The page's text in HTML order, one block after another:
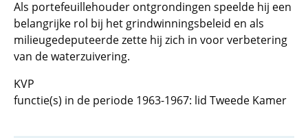
Als portefeuillehouder ontgrondingen speelde hij een
belangrijke rol bij het grindwinningsbeleid en als
milieugedeputeerde zette hij zich in voor verbetering
van de waterzuivering.
KVP
functie(s) in de periode 1963-1967: lid Tweede Kamer